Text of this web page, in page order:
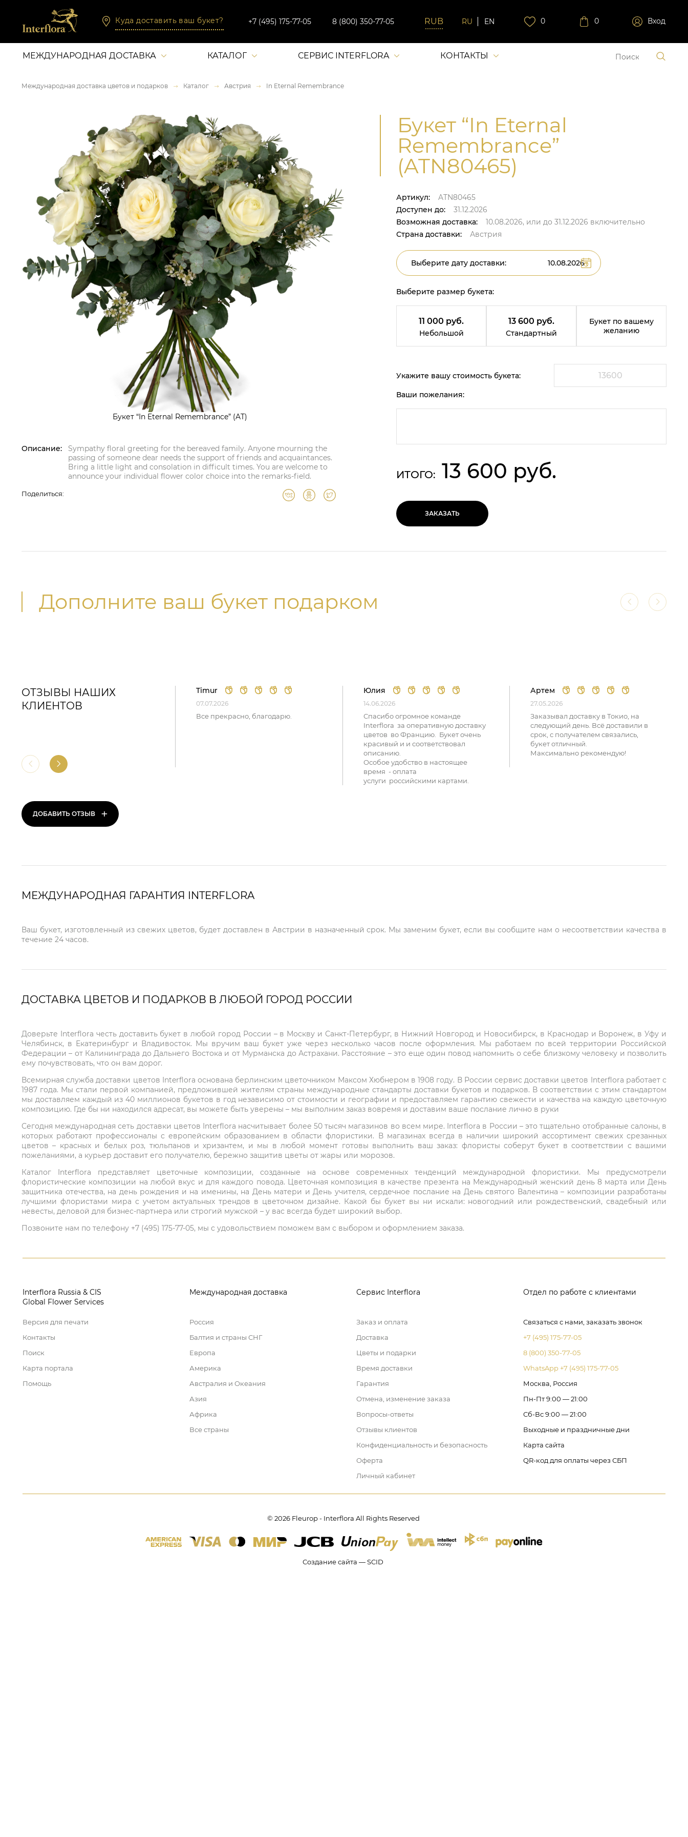
Куда доставить ваш букет? +7 (495) 175-77-05 8 (800) 350-77-05 RU EN 0 0 Вход
МЕЖДУНАРОДНАЯ ДОСТАВКА КАТАЛОГ СЕРВИС INTERFLORA КОНТАКТЫ
Международная доставка цветов и подарков Каталог Австрия In Eternal Remembrance
Букет “In Eternal Remembrance” (AT)
Описание:
Sympathy floral greeting for the bereaved family. Anyone mourning the
passing of someone dear needs the support of friends and acquaintances.
Bring a little light and consolation in difficult times. You are welcome to
announce your individual flower color choice into the remarks-field.
Поделиться:
Букет “In Eternal
Remembrance”
(ATN80465)
Артикул:
ATN80465
Доступен до:
31.12.2026
Возможная доставка:
10.08.2026, или до 31.12.2026 включительно
Страна доставки:
Австрия
Выберите дату доставки:
Выберите размер букета:
11 000 руб.
Небольшой
13 600 руб.
Стандартный
Букет по вашему
желанию
Укажите вашу стоимость букета:
Ваши пожелания:
ИТОГО: 13 600 руб.
ЗАКАЗАТЬ
Дополните ваш букет подарком
ОТЗЫВЫ НАШИХ
КЛИЕНТОВ
ДОБАВИТЬ ОТЗЫВ +
Timur
07.07.2026
Все прекрасно, благодарю.
Юлия
14.06.2026
Спасибо огромное команде
Interflora за оперативную доставку
цветов во Францию. Букет очень
красивый и и соответствовал
описанию.
Особое удобство в настоящее
время - оплата
услуги российскими картами.
Артем
27.05.2026
Заказывал доставку в Токио, на
следующий день. Всё доставили в
срок, с получателем связались,
букет отличный.
Максимально рекомендую!
МЕЖДУНАРОДНАЯ ГАРАНТИЯ INTERFLORA
Ваш букет, изготовленный из свежих цветов, будет доставлен в Австрии в назначенный срок. Мы заменим букет, если вы сообщите нам о несоответствии качества в
течение 24 часов.
ДОСТАВКА ЦВЕТОВ И ПОДАРКОВ В ЛЮБОЙ ГОРОД РОССИИ
Доверьте Interflora честь доставить букет в любой город России – в Москву и Санкт-Петербург, в Нижний Новгород и Новосибирск, в Краснодар и Воронеж, в Уфу и
Челябинск, в Екатеринбург и Владивосток. Мы вручим ваш букет уже через несколько часов после оформления. Мы работаем по всей территории Российской
Федерации – от Калининграда до Дальнего Востока и от Мурманска до Астрахани. Расстояние – это еще один повод напомнить о себе близкому человеку и позволить
ему почувствовать, что он вам дорог.
Всемирная служба доставки цветов Interflora основана берлинским цветочником Максом Хюбнером в 1908 году. В России сервис доставки цветов Interflora работает с
1987 года. Мы стали первой компанией, предложившей жителям страны международные стандарты доставки букетов и подарков. В соответствии с этим стандартом
мы доставляем каждый из 40 миллионов букетов в год независимо от стоимости и географии и предоставляем гарантию свежести и качества на каждую цветочную
композицию. Где бы ни находился адресат, вы можете быть уверены – мы выполним заказ вовремя и доставим ваше послание лично в руки
Сегодня международная сеть доставки цветов Interflora насчитывает более 50 тысяч магазинов во всем мире. Interflora в России – это тщательно отобранные салоны, в
которых работают профессионалы с европейским образованием в области флористики. В магазинах всегда в наличии широкий ассортимент свежих срезанных
цветов – красных и белых роз, тюльпанов и хризантем, и мы в любой момент готовы выполнить ваш заказ: флористы соберут букет в соответствии с вашими
пожеланиями, а курьер доставит его получателю, бережно защитив цветы от жары или морозов.
Каталог Interflora представляет цветочные композиции, созданные на основе современных тенденций международной флористики. Мы предусмотрели
флористические композиции на любой вкус и для каждого повода. Цветочная композиция в качестве презента на Международный женский день 8 марта или День
защитника отечества, на день рождения и на именины, на День матери и День учителя, сердечное послание на День святого Валентина – композиции разработаны
лучшими флористами мира с учетом актуальных трендов в цветочном дизайне. Какой бы букет вы ни искали: новогодний или рождественский, свадебный или
невесты, деловой для бизнес-партнера или строгий мужской – у вас всегда будет широкий выбор.
Позвоните нам по телефону +7 (495) 175-77-05, мы с удовольствием поможем вам с выбором и оформлением заказа.
Interflora Russia & CIS
Global Flower Services
Версия для печати
Контакты
Поиск
Карта портала
Помощь
Международная доставка
Россия
Балтия и страны СНГ
Европа
Америка
Австралия и Океания
Азия
Африка
Все страны
Сервис Interflora
Заказ и оплата
Доставка
Цветы и подарки
Время доставки
Гарантия
Отмена, изменение заказа
Вопросы-ответы
Отзывы клиентов
Конфиденциальность и безопасность
Оферта
Личный кабинет
Отдел по работе с клиентами
Связаться с нами, заказать звонок
+7 (495) 175-77-05
8 (800) 350-77-05
WhatsApp +7 (495) 175-77-05
Москва, Россия
Пн-Пт 9:00 — 21:00
Сб-Вс 9:00 — 21:00
Выходные и праздничные дни
Карта сайта
QR-код для оплаты через СБП
© 2026 Fleurop - Interflora All Rights Reserved
Создание сайта — SCID